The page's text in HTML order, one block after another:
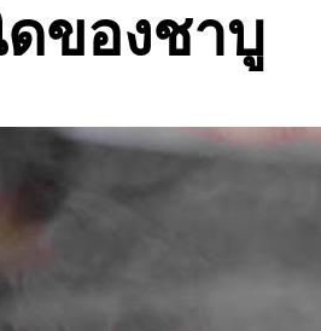
ของชาบู